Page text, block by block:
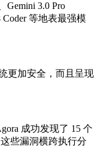
Gemini 3.0 Pro
Coder 等地表最强模
更加安全，而且呈现
成功发现了 15 个
些漏洞横跨执行分